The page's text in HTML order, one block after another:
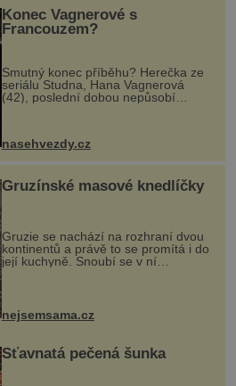
Konec Vagnerové s
Francouzem?
Smutný konec příběhu? Herečka ze
seriálu Studna, Hana Vagnerová
(42), poslední dobou nepůsobí
nasehvezdy.cz
Gruzínské masové knedlíčky
Gruzie se nachází na rozhraní dvou
kontinentů a právě to se promítá i do
její kuchyně. Snoubí se v ní
evropské a asijské chutě a díky tomu
vznikají rozmanité a chuťově bohaté
pokrmy, které rozhodně st...
nejsemsama.cz
Šťavnatá pečená šunka